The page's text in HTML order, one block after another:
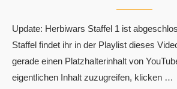
Update: Herbiwars Staffel 1 ist
Staffel findet ihr in der Playlist dieses
gerade einen Platzhalterinhalt von
eigentlichen Inhalt zuzugreifen, klicken …